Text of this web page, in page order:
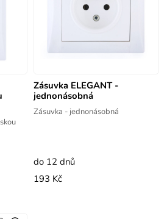
Zásuvka ELEGANT -
jednonásobná
Zásuvka - jednonásobná
do 12 dnů
193 Kč